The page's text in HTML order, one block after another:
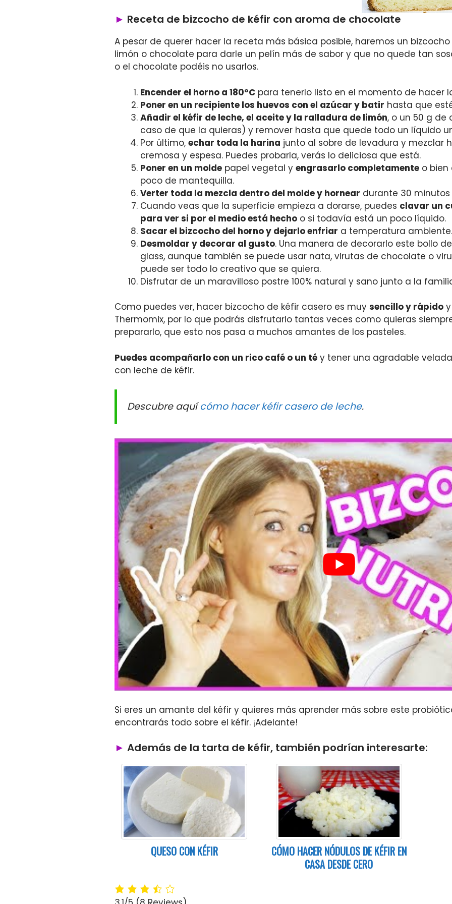
Receta de bizcocho de kéfir con aroma de chocolate
A pesar de querer hacer la receta más básica posible, haremos un
limón o chocolate para darle un pelín más de sabor y que no quede tan
o el chocolate podéis no usarlos.
Encender el horno a 180ºC para tenerlo listo en el momento de hacer
Poner en un recipiente los huevos con el azúcar y batir hasta que
Añadir el kéfir de leche, el aceite y la ralladura de limón, o un 50 g de
caso de que la quieras) y remover hasta que quede todo un líquido
Por último, echar toda la harina junto al sobre de levadura y mezclar
cremosa y espesa. Puedes probarla, verás lo deliciosa que está.
Poner en un molde papel vegetal y engrasarlo completamente o
poco de mantequilla.
Verter toda la mezcla dentro del molde y hornear durante 30 minutos
Cuando veas que la superficie empieza a dorarse, puedes clavar un
para ver si por el medio está hecho o si todavía está un poco líquido.
Sacar el bizcocho del horno y dejarlo enfriar a temperatura ambiente.
Desmoldar y decorar al gusto. Una manera de decorarlo este bollo
glass, aunque también se puede usar nata, virutas de chocolate o
puede ser todo lo creativo que se quiera.
Disfrutar de un maravilloso postre 100% natural y sano junto a la
Como puedes ver, hacer bizcocho de kéfir casero es muy sencillo y rápido
Thermomix, por lo que podrás disfrutarlo tantas veces como quieras
prepararlo, que esto nos pasa a muchos amantes de los pasteles.
Puedes acompañarlo con un rico café o un té y tener una agradable
con leche de kéfir.
Descubre aquícómo hacer kéfir casero de leche.
Si eres un amante del kéfir y quieres más aprender más sobre este
encontrarás todo sobre el kéfir. ¡Adelante!
Además de la tarta de kéfir, también podrían interesarte:
QUESO CON KÉFIR
CÓMO HACER NÓDULOS DE KÉFIR EN
CASA DESDE CERO